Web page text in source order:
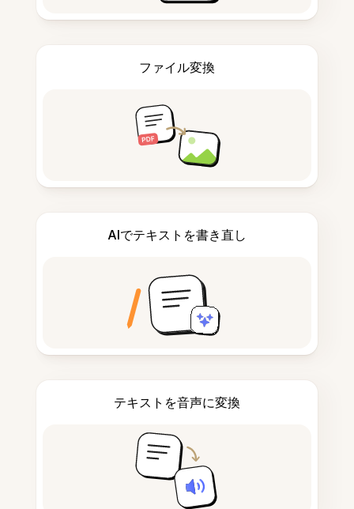
ファイル変換
AIでテキストを書き直し
テキストを音声に変換